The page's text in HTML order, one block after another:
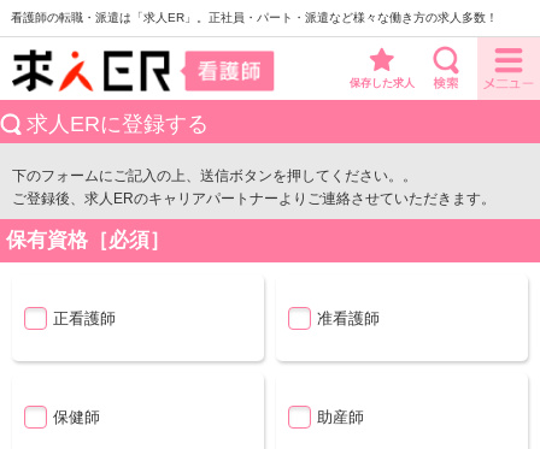
看護師の転職・派遣は「求人ER」。正社員・パート・派遣など様々な働き方の求人多数！
保存した求人
求人ERに登録する
下のフォームにご記入の上、送信ボタンを押してください。。
ご登録後、求人ERのキャリアパートナーよりご連絡させていただきます。
保有資格［必須］
正看護師 准看護師
保健師 助産師